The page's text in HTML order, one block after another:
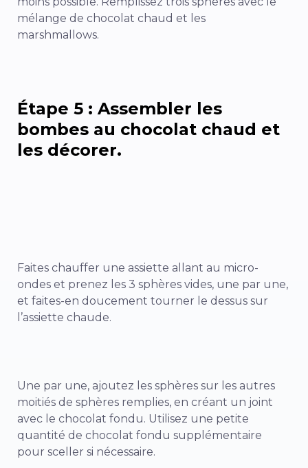
mélange de chocolat chaud et les
marshmallows.
Étape 5 : Assembler les
bombes au chocolat chaud et
les décorer.
Faites chauffer une assiette allant au micro-
ondes et prenez les 3 sphères vides, une par une,
et faites-en doucement tourner le dessus sur
l’assiette chaude.
Une par une, ajoutez les sphères sur les autres
moitiés de sphères remplies, en créant un joint
avec le chocolat fondu. Utilisez une petite
quantité de chocolat fondu supplémentaire
pour sceller si nécessaire.